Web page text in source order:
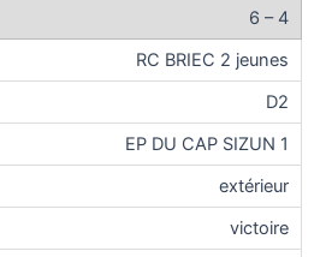
6 – 4
RC BRIEC 2 jeunes
D2
EP DU CAP SIZUN 1
extérieur
victoire